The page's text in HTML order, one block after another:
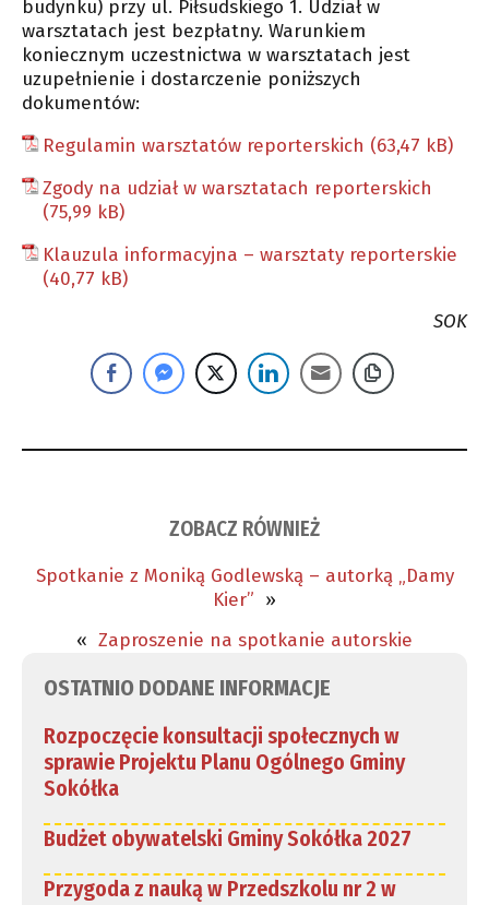
budynku) przy ul. Piłsudskiego 1. Udział w
warsztatach jest bezpłatny. Warunkiem
koniecznym uczestnictwa w warsztatach jest
uzupełnienie i dostarczenie poniższych
dokumentów:
Regulamin warsztatów reporterskich
Zgody na udział w warsztatach reporterskich
Klauzula informacyjna – warsztaty reporterskie
SOK
ZOBACZ RÓWNIEŻ
Spotkanie z Moniką Godlewską – autorką „Damy
Kier” »
« Zaproszenie na spotkanie autorskie
OSTATNIO DODANE INFORMACJE
Rozpoczęcie konsultacji społecznych w
sprawie Projektu Planu Ogólnego Gminy
Sokółka
Budżet obywatelski Gminy Sokółka 2027
Przygoda z nauką w Przedszkolu nr 2 w